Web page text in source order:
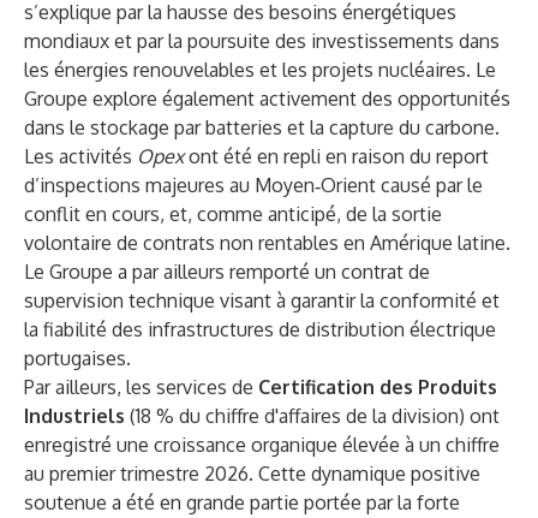
s’explique par la hausse des besoins énergétiques
mondiaux et par la poursuite des investissements dans
les énergies renouvelables et les projets nucléaires. Le
Groupe explore également activement des opportunités
dans le stockage par batteries et la capture du carbone.
Les activités Opexont été en repli en raison du report
d’inspections majeures au Moyen‑Orient causé par le
conflit en cours, et, comme anticipé, de la sortie
volontaire de contrats non rentables en Amérique latine.
Le Groupe a par ailleurs remporté un contrat de
supervision technique visant à garantir la conformité et
la fiabilité des infrastructures de distribution électrique
portugaises.
Par ailleurs, les services de Certification des Produits
Industriels (18 % du chiffre d'affaires de la division) ont
enregistré une croissance organique élevée à un chiffre
au premier trimestre 2026. Cette dynamique positive
soutenue a été en grande partie portée par la forte